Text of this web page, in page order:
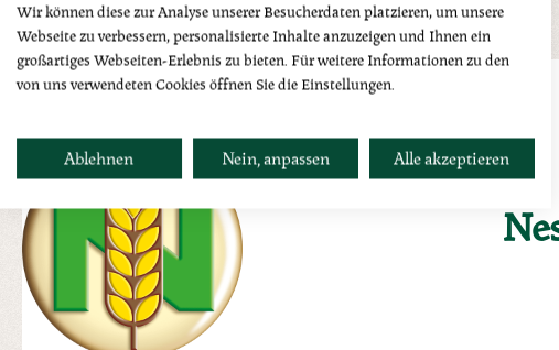
Wir können diese zur Analyse unserer Besucherdaten platzieren, um unsere
Webseite zu verbessern, personalisierte Inhalte anzuzeigen und Ihnen ein
großartiges Webseiten-Erlebnis zu bieten. Für weitere Informationen zu den
von uns verwendeten Cookies öffnen Sie die Einstellungen.
Ablehnen Nein, anpassen Alle akzeptieren